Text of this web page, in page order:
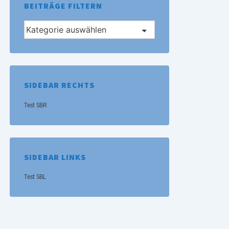
BEITRÄGE FILTERN
Beiträge
filtern
SIDEBAR RECHTS
Test SBR
SIDEBAR LINKS
Test SBL